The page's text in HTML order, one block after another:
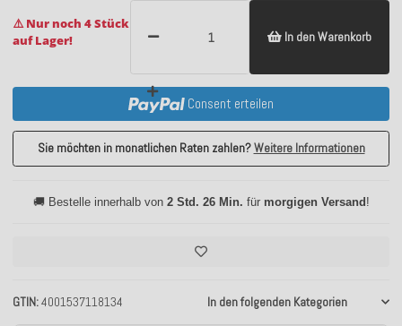
GTIN 4001537118134 In den folgenden Kategorien
⚠️ Nur noch 4 Stück
auf Lager!
In den Warenkorb
Consent erteilen
Sie möchten in monatlichen Raten zahlen?Weitere Informationen
🚚 Bestelle innerhalb von 2 Std. 26 Min. für morgigen Versand !